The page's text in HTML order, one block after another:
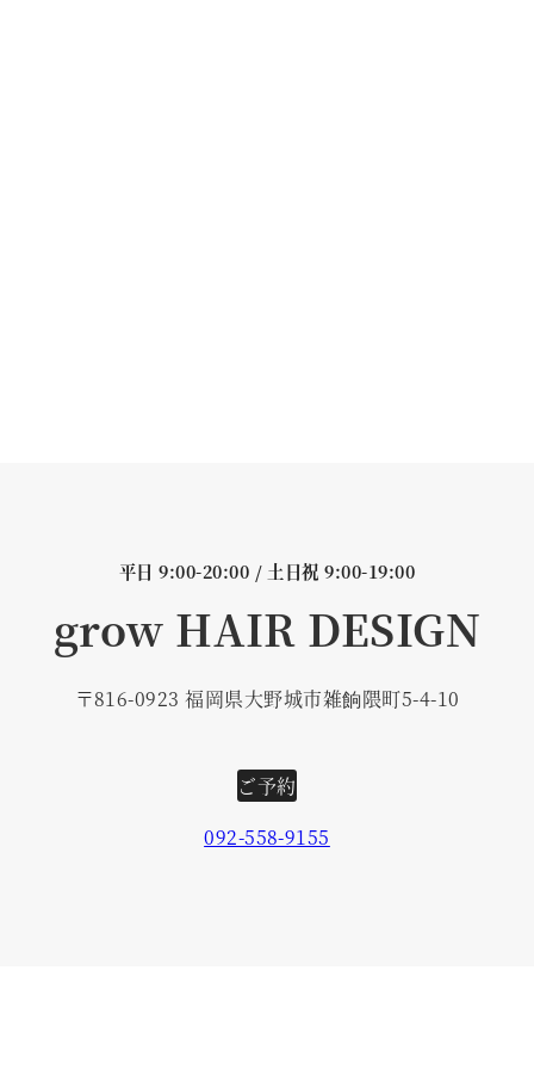
平日 9:00-20:00 / 土日祝 9:00-19:00
grow HAIR DESIGN
〒816-0923 福岡県大野城市雑餉隈町5-4-10
ご予約
092-558-9155